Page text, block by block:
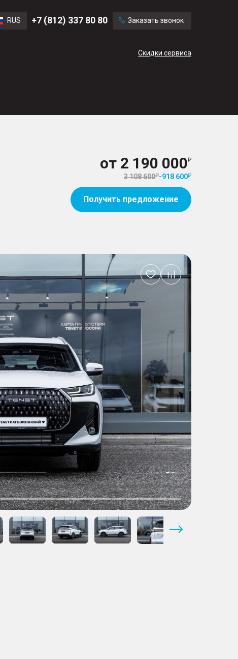
RUS +7 (812) 337 80 80 Заказать звонок
Скидки сервиса
от 2 190 000
3 108 600 -918 600
Получить предложение
Добавить
в